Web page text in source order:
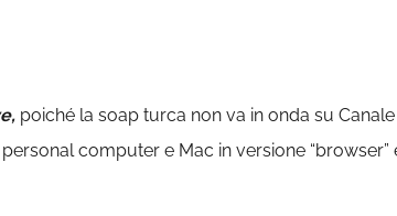
poiché la soap turca non va in onda su
computer e Mac in versione